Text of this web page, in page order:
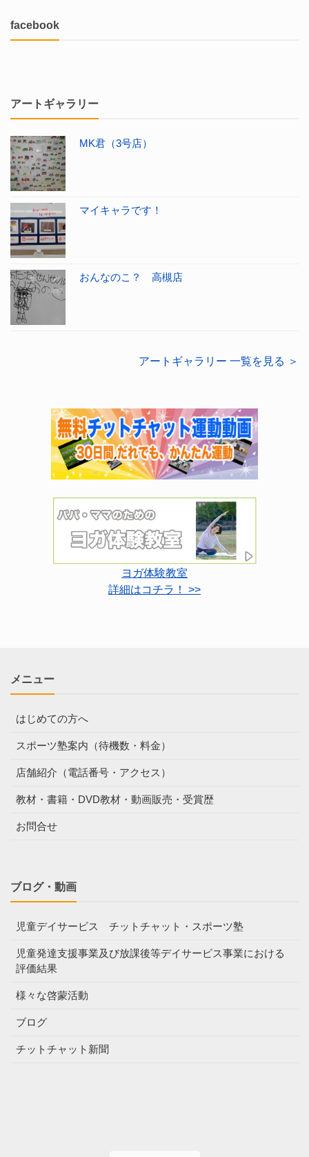
facebook
アートギャラリー
MK君（3号店）
マイキャラです！
おんなのこ？ 高槻店
アートギャラリー 一覧を見る ＞
ヨガ体験教室
詳細はコチラ！ >>
メニュー
はじめての方へ
スポーツ塾案内（待機数・料金）
店舗紹介（電話番号・アクセス）
教材・書籍・DVD教材・動画販売・受賞歴
お問合せ
ブログ・動画
児童デイサービス チットチャット・スポーツ塾
児童発達支援事業及び放課後等デイサービス事業における
評価結果
様々な啓蒙活動
ブログ
チットチャット新聞